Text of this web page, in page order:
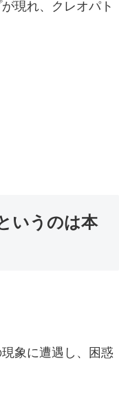
現れ、クレオパト
いうのは本
象に遭遇し、困惑